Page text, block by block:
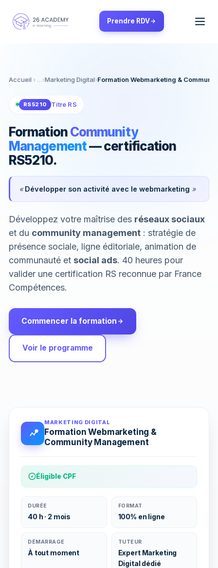
Prendre RDV
Accueil ›Marketing Digital›Formation Webmarketing &
RS5210 Titre RS
FormationCommunity
Management— certification
RS5210.
«Développer son activité avec le webmarketing »
Développez votre maîtrise des réseaux sociaux
et du community management : stratégie de
présence sociale, ligne éditoriale, animation de
communauté et social ads. 40 heures pour
valider une certification RS reconnue par France
Compétences.
Commencer la formation
Voir le programme
MARKETING DIGITAL
Formation Webmarketing &
Community Management
Éligible CPF
DURÉE
40 h · 2 mois
FORMAT
100% en ligne
DÉMARRAGE
À tout moment
TUTEUR
Expert Marketing
Digital dédié